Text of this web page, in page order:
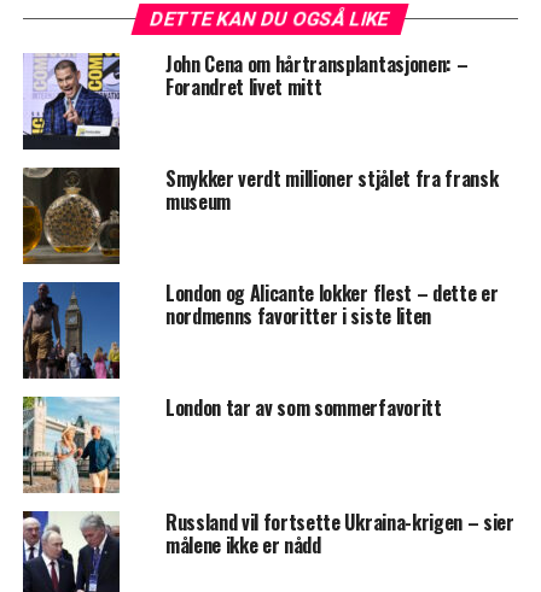
DETTE KAN DU OGSÅ LIKE
John Cena om hårtransplantasjonen: –
Forandret livet mitt
Smykker verdt millioner stjålet fra fransk
museum
London og Alicante lokker flest – dette er
nordmenns favoritter i siste liten
London tar av som sommerfavoritt
Russland vil fortsette Ukraina-krigen – sier
målene ikke er nådd